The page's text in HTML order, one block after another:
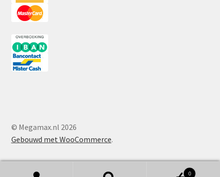
© Megamax.nl 2026
Gebouwd met WooCommerce.
0